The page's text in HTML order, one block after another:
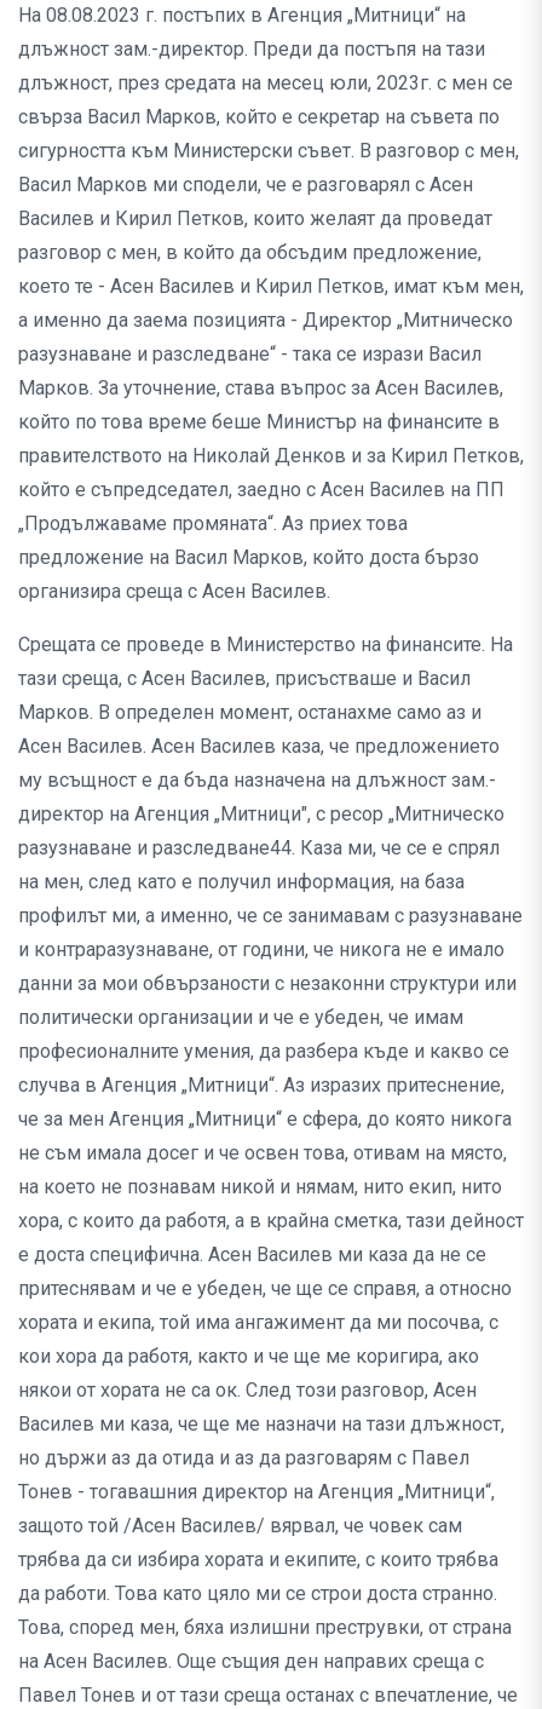
На 08.08.2023 г. постъпих в Агенция „Митници“ на
длъжност зам.-директор. Преди да постъпя на тази
длъжност, през средата на месец юли, 2023г. с мен се
свърза Васил Марков, който е секретар на съвета по
сигурността към Министерски съвет. В разговор с мен,
Васил Марков ми сподели, че е разговарял с Асен
Василев и Кирил Петков, които желаят да проведат
разговор с мен, в който да обсъдим предложение,
което те - Асен Василев и Кирил Петков, имат към мен,
а именно да заема позицията - Директор „Митническо
разузнаване и разследване“ - така се изрази Васил
Марков. За уточнение, става въпрос за Асен Василев,
който по това време беше Министър на финансите в
правителството на Николай Денков и за Кирил Петков,
който е съпредседател, заедно с Асен Василев на ПП
„Продължаваме промяната“. Аз приех това
предложение на Васил Марков, който доста бързо
организира среща с Асен Василев.
Срещата се проведе в Министерство на финансите. На
тази среща, с Асен Василев, присъстваше и Васил
Марков. В определен момент, останахме само аз и
Асен Василев. Асен Василев каза, че предложението
му всъщност е да бъда назначена на длъжност зам.-
директор на Агенция „Митници", с ресор „Митническо
разузнаване и разследване44. Каза ми, че се е спрял
на мен, след като е получил информация, на база
профилът ми, а именно, че се занимавам с разузнаване
и контраразузнаване, от години, че никога не е имало
данни за мои обвързаности с незаконни структури или
политически организации и че е убеден, че имам
професионалните умения, да разбера къде и какво се
случва в Агенция „Митници“. Аз изразих притеснение,
че за мен Агенция „Митници“ е сфера, до която никога
не съм имала досег и че освен това, отивам на място,
на което не познавам никой и нямам, нито екип, нито
хора, с които да работя, а в крайна сметка, тази дейност
е доста специфична. Асен Василев ми каза да не се
притеснявам и че е убеден, че ще се справя, а относно
хората и екипа, той има ангажимент да ми посочва, с
кои хора да работя, както и че ще ме коригира, ако
някои от хората не са ок. След този разговор, Асен
Василев ми каза, че ще ме назначи на тази длъжност,
но държи аз да отида и аз да разговарям с Павел
Тонев - тогавашния директор на Агенция „Митници“,
защото той /Асен Василев/ вярвал, че човек сам
трябва да си избира хората и екипите, с които трябва
да работи. Това като цяло ми се строи доста странно.
Това, според мен, бяха излишни преструвки, от страна
на Асен Василев. Още същия ден направих среща с
Павел Тонев и от тази среща останах с впечатление, че